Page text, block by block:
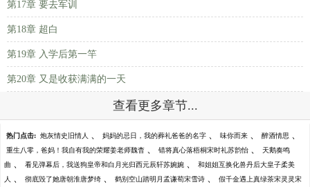
第17章 要去军训
第18章 超白
第19章 入学后第一竿
第20章 又是收获满满的一天
查看更多章节...
热门点击: 炮灰情史旧情人 、 妈妈的忌日，我的葬礼爸爸的名字 、 味你而来 、 醉酒情思 、
重生八零，爸妈！我自有我的荣耀姜老师魏杳 、 错将真心落梧桐宋时礼苏韵怡 、 天鹅奏鸣
曲 、 看见弹幕后，我送狗皇帝和白月光归西元辰轩苏婉婉 、 和姐姐互换化兽丹后大皇子柔美
人 、 彻底毁了她唐朝淮唐梦绮 、 鹤别空山踏明月孟谦荀宋雪诗 、 假千金遇上真绿茶宋灵灵宋